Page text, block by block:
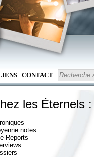
CONTACT
les Éternels :
notes
Reports